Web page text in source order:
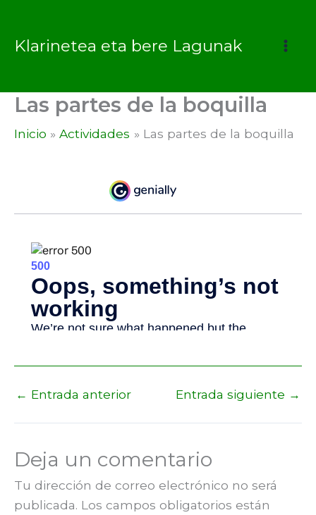
contenido
Klarinetea eta bere Lagunak
Las partes de la boquilla
Inicio Actividades Las partes de la boquilla
← Entrada anterior Entrada siguiente →
Deja un comentario
Tu dirección de correo electrónico no será
publicada. Los campos obligatorios están